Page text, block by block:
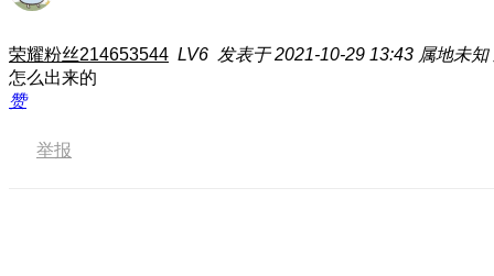
荣耀粉丝214653544 LV6 发表于 2021-10-29 13:43 属地未知
怎么出来的
赞
举报